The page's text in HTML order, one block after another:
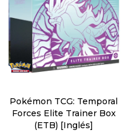
Pokémon TCG: Temporal
Forces Elite Trainer Box
(ETB) [Inglés]